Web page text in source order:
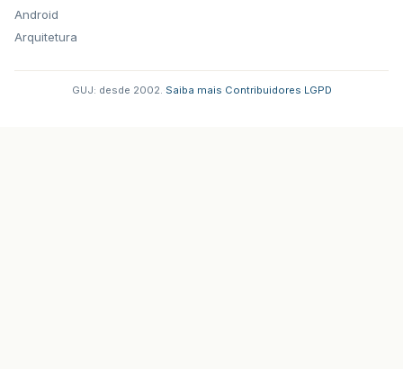
Android
Arquitetura
GUJ: desde 2002. Saiba mais Contribuidores LGPD